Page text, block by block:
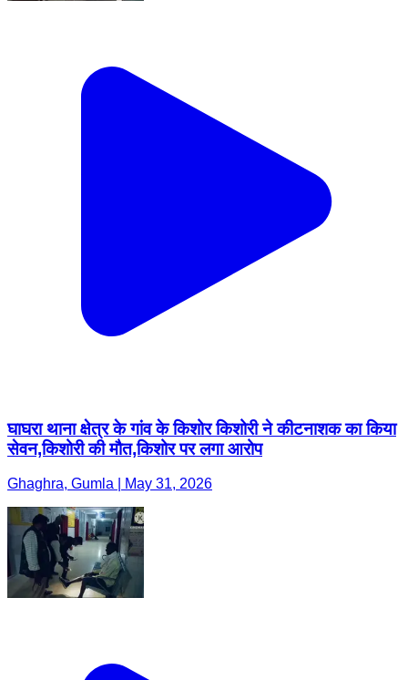
घाघरा थाना क्षेत्र के गांव के किशोर किशोरी ने कीटनाशक का किया
सेवन,किशोरी की मौत,किशोर पर लगा आरोप
Ghaghra, Gumla | May 31, 2026